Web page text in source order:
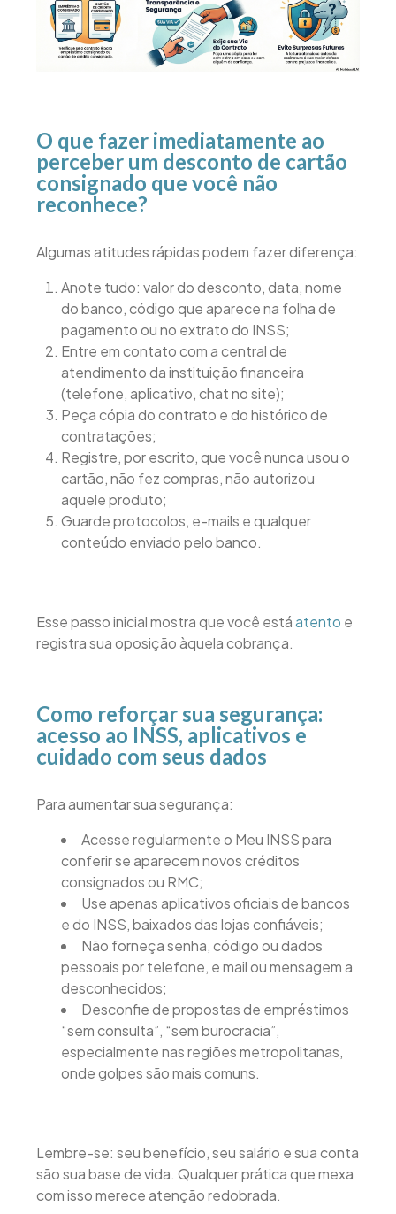
O que fazer imediatamente ao
perceber um desconto de cartão
consignado que você não
reconhece?
Algumas atitudes rápidas podem fazer diferença:
Anote tudo: valor do desconto, data, nome
do banco, código que aparece na folha de
pagamento ou no extrato do INSS;
Entre em contato com a central de
atendimento da instituição financeira
(telefone, aplicativo, chat no site);
Peça cópia do contrato e do histórico de
contratações;
Registre, por escrito, que você nunca usou o
cartão, não fez compras, não autorizou
aquele produto;
Guarde protocolos, e-mails e qualquer
conteúdo enviado pelo banco.
Esse passo inicial mostra que você estáatento e
registra sua oposição àquela cobrança.
Como reforçar sua segurança:
acesso ao INSS, aplicativos e
cuidado com seus dados
Para aumentar sua segurança:
Acesse regularmente o Meu INSS para
conferir se aparecem novos créditos
consignados ou RMC;
Use apenas aplicativos oficiais de bancos
e do INSS, baixados das lojas confiáveis;
Não forneça senha, código ou dados
pessoais por telefone, e mail ou mensagem a
desconhecidos;
Desconfie de propostas de empréstimos
“sem consulta”, “sem burocracia”,
especialmente nas regiões metropolitanas,
onde golpes são mais comuns.
Lembre-se: seu benefício, seu salário e sua conta
são sua base de vida. Qualquer prática que mexa
com isso merece atenção redobrada.